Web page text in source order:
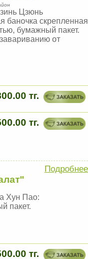
Цзюнь
баночка скрепленная
бумажный пакет.
от
тг.
тг.
Подробнее
Хун Пао:
пакет.
тг.